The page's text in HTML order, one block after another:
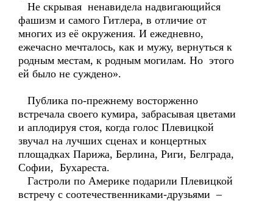
Не скрывая ненавидела надвигающийся
фашизм и самого Гитлера, в отличие от
многих из её окружения. И ежедневно,
ежечасно мечталось, как и мужу, вернуться к
родным местам, к родным могилам. Но этого
ей было не суждено».
Публика по-прежнему восторженно
встречала своего кумира, забрасывая цветами
и аплодируя стоя, когда голос Плевицкой
звучал на лучших сценах и концертных
площадках Парижа, Берлина, Риги, Белграда,
Софии, Бухареста.
Гастроли по Америке подарили Плевицкой
встречу с соотечественниками-друзьями –